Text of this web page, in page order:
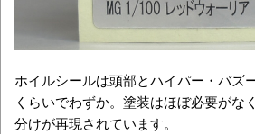
ホイルシールは頭部とハイパー・バズ
くらいでわずか。塗装はほぼ必要がな
分けが再現されています。